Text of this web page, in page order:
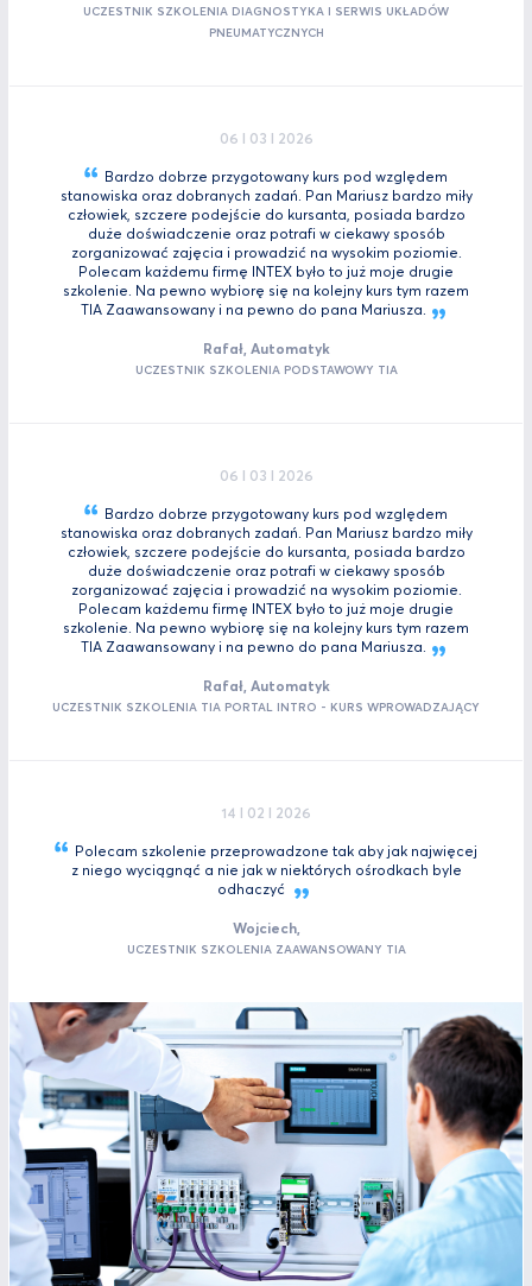
UCZESTNIK SZKOLENIA DIAGNOSTYKA I SERWIS UKŁADÓW
PNEUMATYCZNYCH
06 I 03 I 2026
Bardzo dobrze przygotowany kurs pod względem
stanowiska oraz dobranych zadań. Pan Mariusz bardzo miły
człowiek, szczere podejście do kursanta, posiada bardzo
duże doświadczenie oraz potrafi w ciekawy sposób
zorganizować zajęcia i prowadzić na wysokim poziomie.
Polecam każdemu firmę INTEX było to już moje drugie
szkolenie. Na pewno wybiorę się na kolejny kurs tym razem
TIA Zaawansowany i na pewno do pana Mariusza.
Rafał, Automatyk
UCZESTNIK SZKOLENIA PODSTAWOWY TIA
06 I 03 I 2026
Bardzo dobrze przygotowany kurs pod względem
stanowiska oraz dobranych zadań. Pan Mariusz bardzo miły
człowiek, szczere podejście do kursanta, posiada bardzo
duże doświadczenie oraz potrafi w ciekawy sposób
zorganizować zajęcia i prowadzić na wysokim poziomie.
Polecam każdemu firmę INTEX było to już moje drugie
szkolenie. Na pewno wybiorę się na kolejny kurs tym razem
TIA Zaawansowany i na pewno do pana Mariusza.
Rafał, Automatyk
UCZESTNIK SZKOLENIA TIA PORTAL INTRO - KURS WPROWADZAJĄCY
14 I 02 I 2026
Polecam szkolenie przeprowadzone tak aby jak najwięcej
z niego wyciągnąć a nie jak w niektórych ośrodkach byle
odhaczyć
Wojciech,
UCZESTNIK SZKOLENIA ZAAWANSOWANY TIA